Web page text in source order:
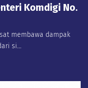
Komdigi No.
membawa dampak
si...